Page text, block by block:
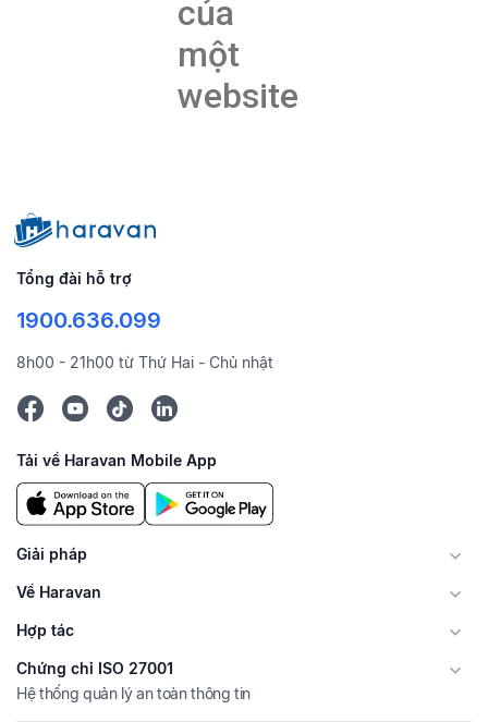
của
một
website
Tổng đài hỗ trợ
1900.636.099
8h00 - 21h00 từ Thứ Hai - Chủ nhật
Tải về Haravan Mobile App
Giải pháp
Về Haravan
Hợp tác
Chứng chỉ ISO 27001
Hệ thống quản lý an toàn thông tin